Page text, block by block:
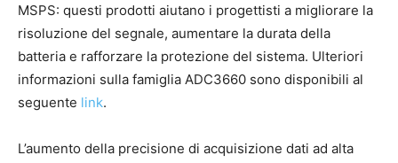
MSPS: questi prodotti aiutano i progettisti a migliorare la
risoluzione del segnale, aumentare la durata della
batteria e rafforzare la protezione del sistema. Ulteriori
informazioni sulla famiglia ADC3660 sono disponibili al
seguente link.
L’aumento della precisione di acquisizione dati ad alta